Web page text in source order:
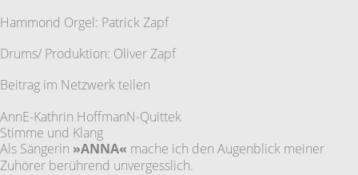
Hammond Orgel: Patrick Zapf
Drums/ Produktion: Oliver Zapf
Beitrag im Netzwerk teilen
AnnE-Kathrin HoffmanN-Quittek
Stimme und Klang
Als Sängerin »ANNA« mache ich den Augenblick meiner
Zuhörer berührend unvergesslich.